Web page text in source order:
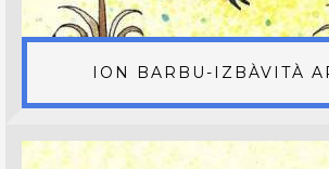
ION BARBU-IZBÀVITÀ